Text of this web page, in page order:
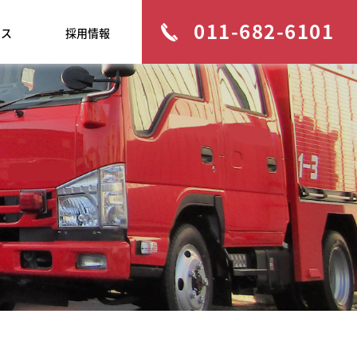
採用情報 011-682-6101